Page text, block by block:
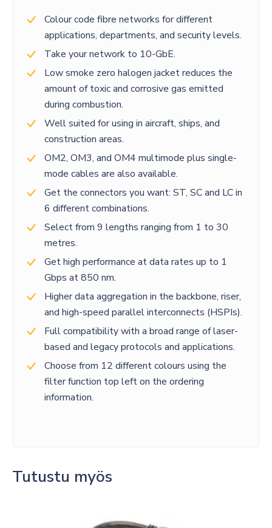
Colour code fibre networks for different
applications, departments, and security levels.
Take your network to 10-GbE.
Low smoke zero halogen jacket reduces the
amount of toxic and corrosive gas emitted
during combustion.
Well suited for using in aircraft, ships, and
construction areas.
OM2, OM3, and OM4 multimode plus single-
mode cables are also available.
Get the connectors you want: ST, SC and LC in
6 different combinations.
Select from 9 lengths ranging from 1 to 30
metres.
Get high performance at data rates up to 1
Gbps at 850 nm.
Higher data aggregation in the backbone, riser,
and high-speed parallel interconnects (HSPIs).
Full compatibility with a broad range of laser-
based and legacy protocols and applications.
Choose from 12 different colours using the
filter function top left on the ordering
information.
Tutustu myös